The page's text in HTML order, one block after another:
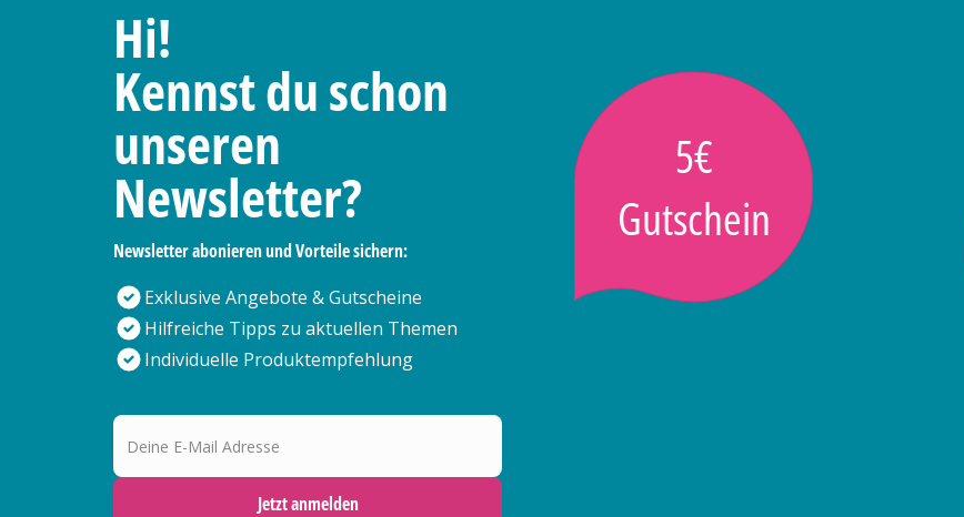
Hi!
Kennst du schon
unseren
Newsletter?
Newsletter abonieren und Vorteile sichern:
Exklusive Angebote & Gutscheine
Hilfreiche Tipps zu aktuellen Themen
Individuelle Produktempfehlung
5€
Gutschein
Deine E-Mail Adresse
Jetzt anmelden